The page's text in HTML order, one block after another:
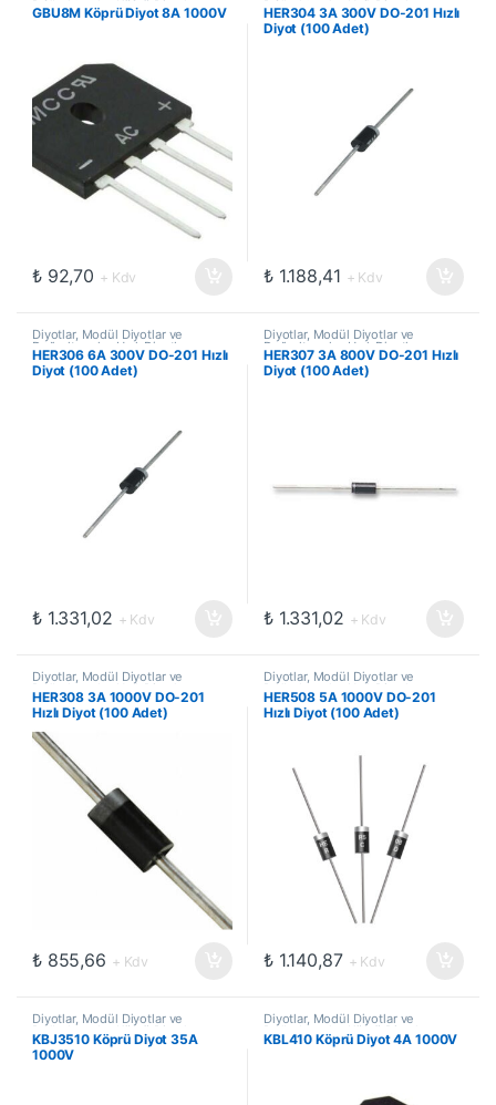
Doğrultucular Köprü Diyotlar
GBU8M Köprü Diyot 8A 1000V
₺92,70 + Kdv
Doğrultucular ,Hızlı Diyotlar
HER304 3A 300V DO-201 Hızlı
Diyot (100 Adet)
₺1.188,41 + Kdv
Diyotlar, Modül Diyotlar ve
Doğrultucular ,Hızlı Diyotlar
HER306 6A 300V DO-201 Hızlı
Diyot (100 Adet)
₺1.331,02 + Kdv
Diyotlar, Modül Diyotlar ve
Doğrultucular ,Hızlı Diyotlar
HER307 3A 800V DO-201 Hızlı
Diyot (100 Adet)
₺1.331,02 + Kdv
Diyotlar, Modül Diyotlar ve
Doğrultucular ,Hızlı Diyotlar
HER308 3A 1000V DO-201
Hızlı Diyot (100 Adet)
₺855,66 + Kdv
Diyotlar, Modül Diyotlar ve
Doğrultucular ,Hızlı Diyotlar
HER508 5A 1000V DO-201
Hızlı Diyot (100 Adet)
₺1.140,87 + Kdv
Diyotlar, Modül Diyotlar ve
Doğrultucular Köprü Diyotlar
KBJ3510 Köprü Diyot 35A
1000V
Diyotlar, Modül Diyotlar ve
Doğrultucular ,Köprü Diyotlar
KBL410 Köprü Diyot 4A 1000V